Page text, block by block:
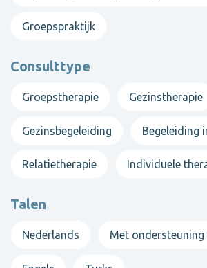
Groepspraktijk
Consulttype
Groepstherapie Gezinstherapie
Gezinsbegeleiding Begeleiding
Relatietherapie Individuele
Talen
Nederlands Met ondersteuning